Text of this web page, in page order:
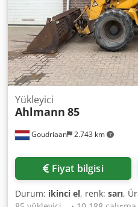
Goudriaan 2.743 km
Yükleyici
Ahlmann 85
Fiyat bilgisi
Durum: ikinci el, renk: sarı,